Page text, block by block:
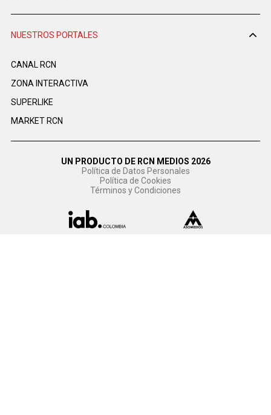
NUESTROS PORTALES
CANAL RCN
ZONA INTERACTIVA
SUPERLIKE
MARKET RCN
UN PRODUCTO DE RCN MEDIOS 2026
Política de Datos Personales
Política de Cookies
Términos y Condiciones